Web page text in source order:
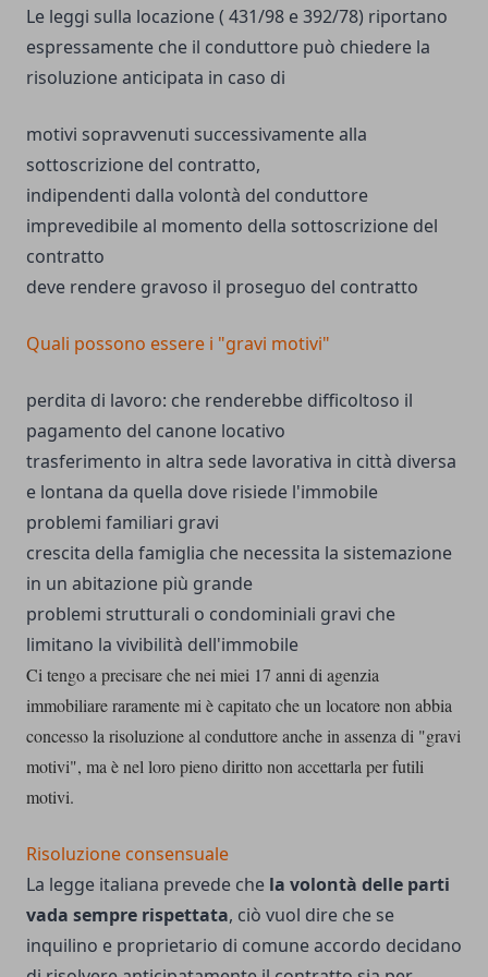
Le leggi sulla locazione ( 431/98 e 392/78) riportano
espressamente che il conduttore può chiedere la
risoluzione anticipata in caso di
motivi sopravvenuti successivamente alla
sottoscrizione del contratto,
indipendenti dalla volontà del conduttore
imprevedibile al momento della sottoscrizione del
contratto
deve rendere gravoso il proseguo del contratto
Quali possono essere i "gravi motivi"
perdita di lavoro: che renderebbe difficoltoso il
pagamento del canone locativo
trasferimento in altra sede lavorativa in città diversa
e lontana da quella dove risiede l'immobile
problemi familiari gravi
crescita della famiglia che necessita la sistemazione
in un abitazione più grande
problemi strutturali o condominiali gravi che
limitano la vivibilità dell'immobile
Ci tengo a precisare che nei miei 17 anni di agenzia
immobiliare raramente mi è capitato che un locatore non abbia
concesso la risoluzione al conduttore anche in assenza di "gravi
motivi", ma è nel loro pieno diritto non accettarla per futili
motivi.
Risoluzione consensuale
La legge italiana prevede che la volontà delle parti
vada sempre rispettata, ciò vuol dire che se
inquilino e proprietario di comune accordo decidano